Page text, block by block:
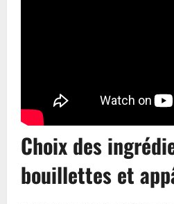
Choix des
bouillettes et